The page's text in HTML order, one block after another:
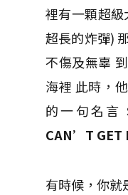
裡有一顆超
超長的炸彈)
不傷及無辜
海裡 此時，
的一句名言
CAN’T GET
有時候，你就